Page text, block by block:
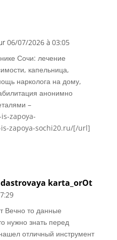
06/07/2026 à 03:05
Сочи: лечение
капельница,
нарколога на дому,
анонимно
–
zapoya-
zapoya-sochi20.ru/[/url]
karta_orOt
Вечно то данные
нужно знать перед
отличный инструмент